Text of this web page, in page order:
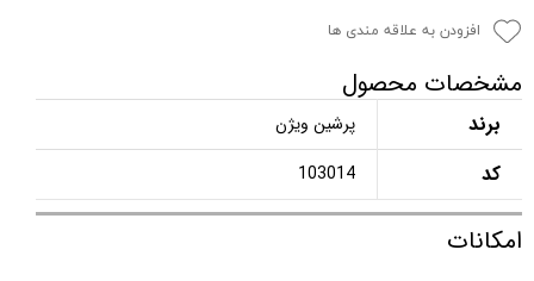
افزودن به علاقه مندی ها
مشخصات محصول
برند پرشین ویژن
کد 103014
امکانات